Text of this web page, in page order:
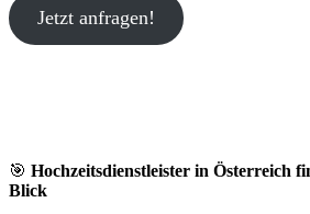
Jetzt anfragen!
🎯 Hochzeitsdienstleister in Österreich
Blick